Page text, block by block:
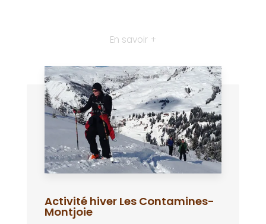
En savoir +
Activité hiver Les Contamines-
Montjoie